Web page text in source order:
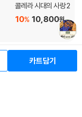
콜레라 시대의 사랑 2
10% 10,800원
카트담기
주문/배송